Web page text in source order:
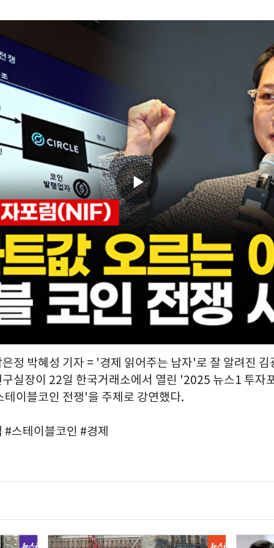
Play
Video
정 박혜성 기자 = '경제 읽어주는 남자'로 잘 알려진 김
실장이 22일 한국거래소에서 열린 '2025 뉴스1 투자
테이블코인 전쟁'을 주제로 강연했다.
스테이블코인 #경제